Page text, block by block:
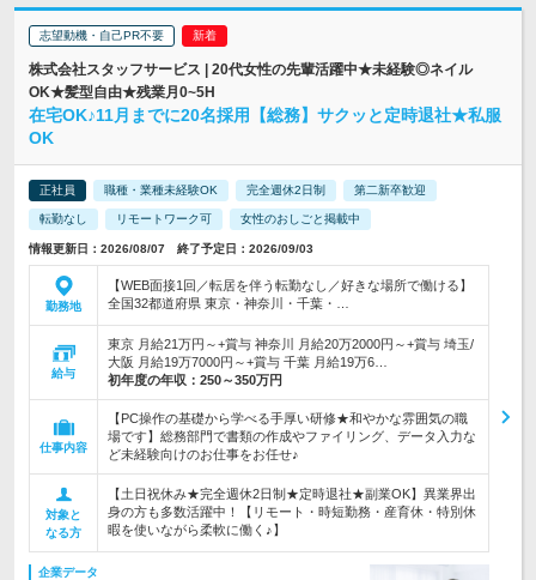
志望動機・自己PR不要
株式会社スタッフサービス | 20代女性の先輩活躍中★未経験◎ネイル
OK★髪型自由★残業月0~5H
在宅OK♪11月までに20名採用【総務】サクッと定時退社★私服
OK
正社員 職種・業種未経験OK 完全週休2日制 第二新卒歓迎
転勤なし リモートワーク可 女性のおしごと掲載中
情報更新日：2026/08/07 終了予定日：2026/09/03
勤務地
【WEB面接1回／転居を伴う転勤なし／好きな場所で働ける】
全国32都道府県 東京・神奈川・千葉・…
給与
東京 月給21万円～+賞与 神奈川 月給20万2000円～+賞与 埼玉/
大阪 月給19万7000円～+賞与 千葉 月給19万6…
初年度の年収： 250～350万円
仕事内容
【PC操作の基礎から学べる手厚い研修★和やかな雰囲気の職
場です】総務部門で書類の作成やファイリング、データ入力な
ど未経験向けのお仕事をお任せ♪
対象と
なる方
【土日祝休み★完全週休2日制★定時退社★副業OK】異業界出
身の方も多数活躍中！【リモート・時短勤務・産育休・特別休
暇を使いながら柔軟に働く♪】
企業データ